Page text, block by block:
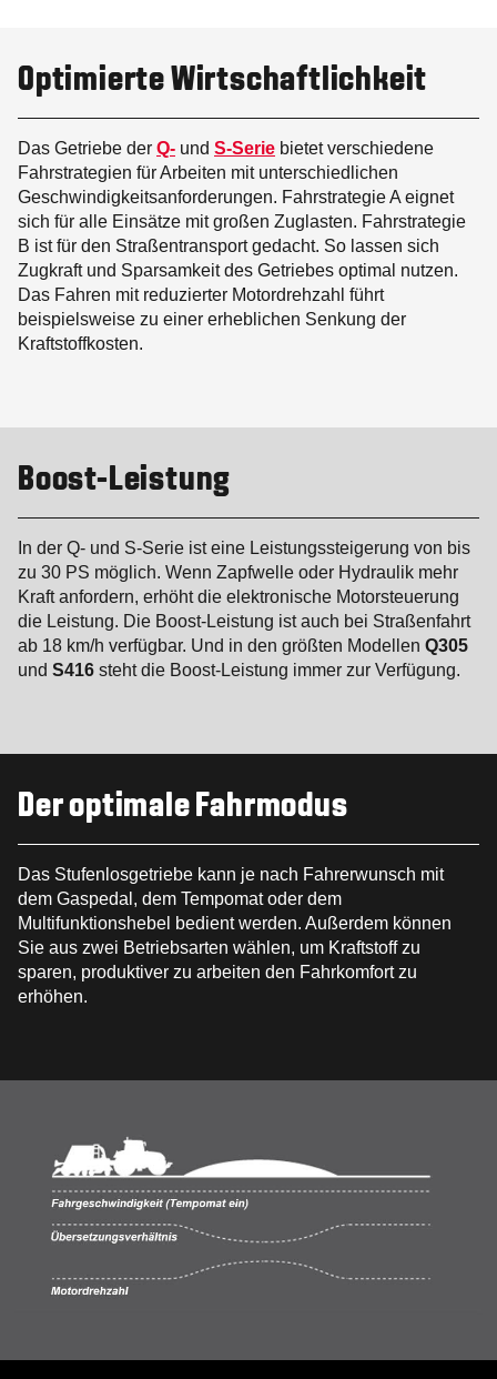
Optimierte Wirtschaftlichkeit
Das Getriebe der Q- und S-Serie bietet verschiedene
Fahrstrategien für Arbeiten mit unterschiedlichen
Geschwindigkeitsanforderungen. Fahrstrategie A eignet
sich für alle Einsätze mit großen Zuglasten. Fahrstrategie
B ist für den Straßentransport gedacht. So lassen sich
Zugkraft und Sparsamkeit des Getriebes optimal nutzen.
Das Fahren mit reduzierter Motordrehzahl führt
beispielsweise zu einer erheblichen Senkung der
Kraftstoffkosten.
Boost-Leistung
In der Q- und S-Serie ist eine Leistungssteigerung von bis
zu 30 PS möglich. Wenn Zapfwelle oder Hydraulik mehr
Kraft anfordern, erhöht die elektronische Motorsteuerung
die Leistung. Die Boost-Leistung ist auch bei Straßenfahrt
ab 18 km/h verfügbar. Und in den größten Modellen Q305
und S416 steht die Boost-Leistung immer zur Verfügung.
Der optimale Fahrmodus
Das Stufenlosgetriebe kann je nach Fahrerwunsch mit
dem Gaspedal, dem Tempomat oder dem
Multifunktionshebel bedient werden. Außerdem können
Sie aus zwei Betriebsarten wählen, um Kraftstoff zu
sparen, produktiver zu arbeiten den Fahrkomfort zu
erhöhen.